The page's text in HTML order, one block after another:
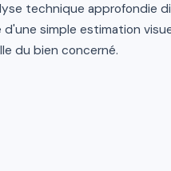
technique approfondie
d'une simple estimation
du bien concerné.